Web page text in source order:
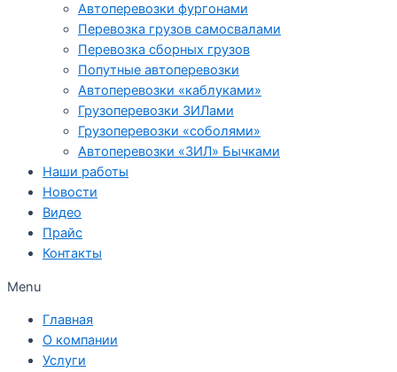
Автоперевозки фургонами
Перевозка грузов самосвалами
Перевозка сборных грузов
Попутные автоперевозки
Автоперевозки «каблуками»
Грузоперевозки ЗИЛами
Грузоперевозки «соболями»
Автоперевозки «ЗИЛ» Бычками
Наши работы
Новости
Видео
Прайс
Контакты
Menu
Главная
О компании
Услуги